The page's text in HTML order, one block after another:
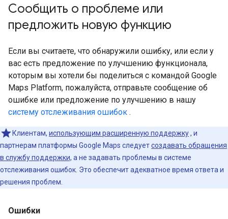
Сообщить о проблеме или
предложить новую функцию
Если вы считаете, что обнаружили ошибку, или если у
вас есть предложение по улучшению функционала,
которым вы хотели бы поделиться с командой Google
Maps Platform, пожалуйста, отправьте сообщение об
ошибке или предложение по улучшению в нашу
систему отслеживания ошибок .
Клиентам, использующим расширенную поддержку, и
партнерам платформы Google Maps следуетсоздавать обращения
в службу поддержки, а не задавать проблемы в системе
отслеживания ошибок. Это обеспечит адекватное время ответа и
решения проблем.
Ошибки